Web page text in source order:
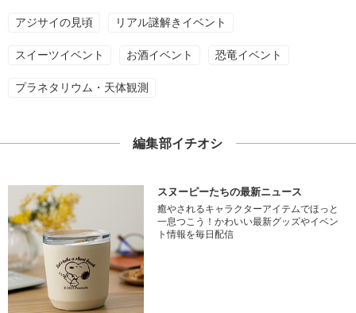
アジサイの見頃 リアル謎解きイベント
スイーツイベント お酒イベント 恐竜イベント
プラネタリウム・天体観測
編集部イチオシ
スヌーピーたちの最新ニュース
癒やされるキャラクターアイテムでほっと
一息つこう！かわいい最新グッズやイベン
ト情報を毎日配信